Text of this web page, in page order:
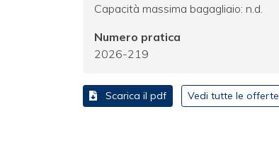
Capacità massima bagagliaio: n.d.
Numero pratica
2026-219
Scarica il pdf Vedi tutte le offerte